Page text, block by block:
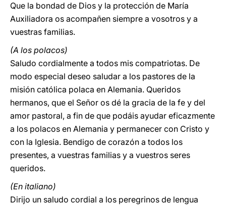
Que la bondad de Dios y la protección de María
Auxiliadora os acompañen siempre a vosotros y a
vuestras familias.
(A los polacos)
Saludo cordialmente a todos mis compatriotas. De
modo especial deseo saludar a los pastores de la
misión católica polaca en Alemania. Queridos
hermanos, que el Señor os dé la gracia de la fe y del
amor pastoral, a fin de que podáis ayudar eficazmente
a los polacos en Alemania y permanecer con Cristo y
con la Iglesia. Bendigo de corazón a todos los
presentes, a vuestras familias y a vuestros seres
queridos.
(En italiano)
Dirijo un saludo cordial a los peregrinos de lengua